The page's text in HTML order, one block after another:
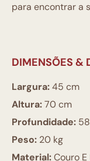
para encontrar a
DIMENSÕES &
Largura:45 cm
Altura:70 cm
Profundidade:
Peso: 20 kg
Material:Couro